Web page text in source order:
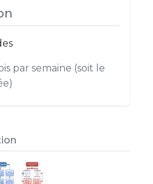
par semaine (soit le